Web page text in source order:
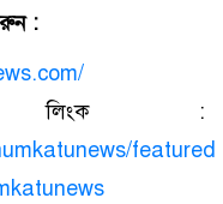
:
লিংক :
featured